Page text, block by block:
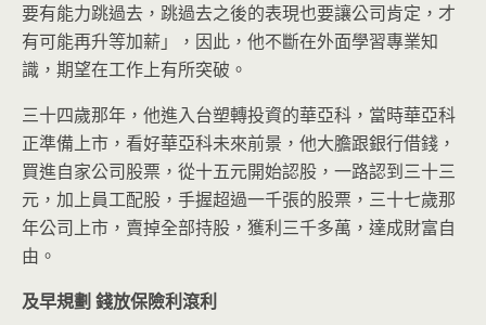
要有能力跳過去，跳過去之後的表現也要讓公司肯定，才
有可能再升等加薪」，因此，他不斷在外面學習專業知
識，期望在工作上有所突破。
三十四歲那年，他進入台塑轉投資的華亞科，當時華亞科
正準備上市，看好華亞科未來前景，他大膽跟銀行借錢，
買進自家公司股票，從十五元開始認股，一路認到三十三
元，加上員工配股，手握超過一千張的股票，三十七歲那
年公司上市，賣掉全部持股，獲利三千多萬，達成財富自
由。
及早規劃 錢放保險利滾利